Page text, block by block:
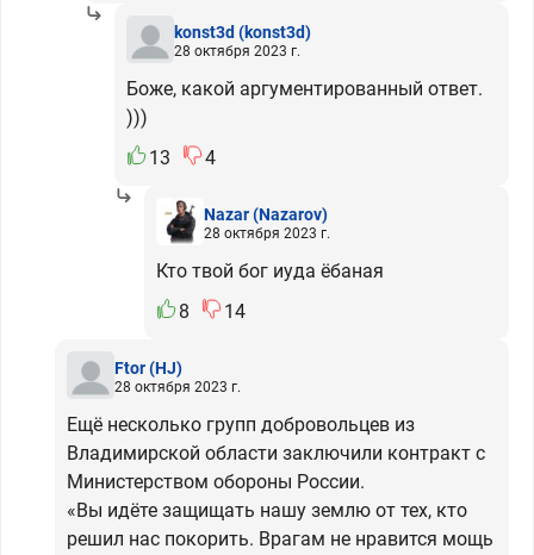
konst3d(konst3d)
28 октября 2023 г.
Боже, какой аргументированный ответ.
)))
13
4
Nazar(Nazarov)
28 октября 2023 г.
Кто твой бог иуда ёбаная
8
14
Ftor(HJ)
28 октября 2023 г.
Ещё несколько групп добровольцев из
Владимирской области заключили контракт с
Министерством обороны России.
«Вы идёте защищать нашу землю от тех, кто
решил нас покорить. Врагам не нравится мощь